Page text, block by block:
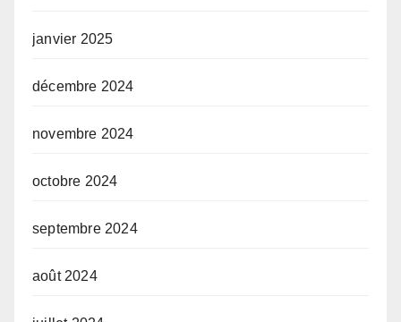
janvier 2025
décembre 2024
novembre 2024
octobre 2024
septembre 2024
août 2024